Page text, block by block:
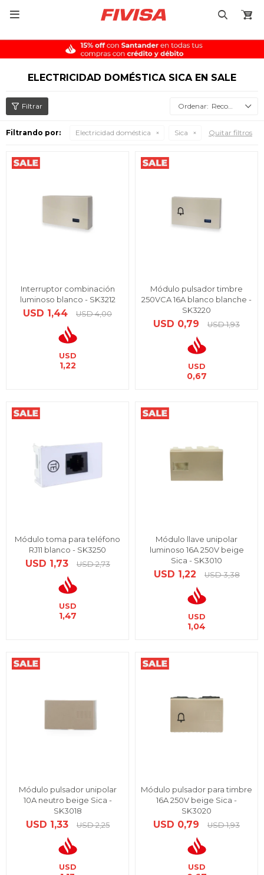

ELECTRICIDAD DOMÉSTICA SICA EN SALE
Recomendados
Filtrando por: Electricidad doméstica Sica Quitar filtros
Interruptor combinación
luminoso blanco - SK3212
USD 1,44 USD 4,00
USD
1,22
Módulo pulsador timbre
250VCA 16A blanco blanche -
SK3220
USD 0,79 USD 1,93
USD
0,67
Módulo toma para teléfono
RJ11 blanco - SK3250
USD 1,73 USD 2,73
USD
1,47
Módulo llave unipolar
luminoso 16A 250V beige
Sica - SK3010
USD 1,22 USD 3,38
USD
1,04
Módulo pulsador unipolar
10A neutro beige Sica -
SK3018
USD 1,33 USD 2,25
USD
Módulo pulsador para timbre
16A 250V beige Sica -
SK3020
USD 0,79 USD 1,93
USD